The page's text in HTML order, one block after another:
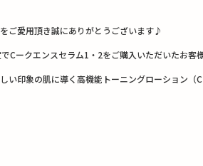
ご愛用頂き誠にありがとうございます♪
Cークエンスセラム1・2をご購入いただいたお客
い印象の肌に導く高機能トーニングローション